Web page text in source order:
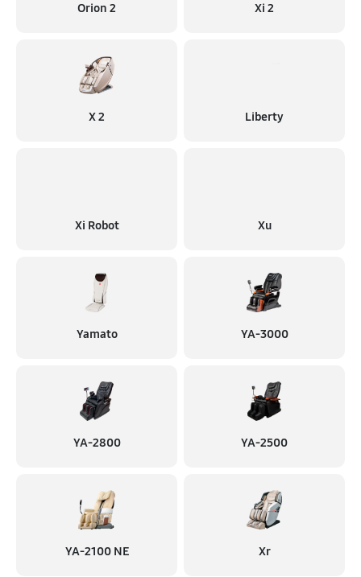
Orion 2 Xi 2
X 2 Liberty
Xi Robot Xu
Yamato YA-3000
YA-2800 YA-2500
YA-2100 NE Xr